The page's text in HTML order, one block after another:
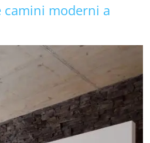
camini moderni a